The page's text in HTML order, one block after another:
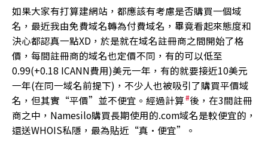
如果大家有打算建網站，都應該有考慮是否購買一個域
名，最近我由免費域名轉為付費域名，畢竟看起來態度和
決心都認真一點XD，於是就在域名註冊商之間開始了格
價，每間註冊商的域名也定價不同，有的可以低至
0.99(+0.18 ICANN費用)美元一年，有的就要接近10美元
一年(在同一域名前提下)，不少人也被吸引了購買平價域
名，但其實“平價”並不便宜。經過計算#後，在3間註冊
商之中，Namesilo購買長期使用的.com域名是較便宜的，
還送WHOIS私隱，最為貼近“真·便宜”。